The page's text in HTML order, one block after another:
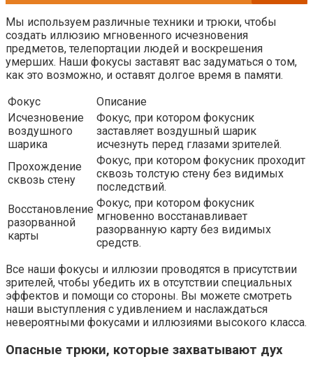
Мы используем различные техники и трюки, чтобы
создать иллюзию мгновенного исчезновения
предметов, телепортации людей и воскрешения
умерших. Наши фокусы заставят вас задуматься о том,
как это возможно, и оставят долгое время в памяти.
Фокус
Описание
Исчезновение
воздушного
шарика
Фокус, при котором фокусник
заставляет воздушный шарик
исчезнуть перед глазами зрителей.
Прохождение
сквозь стену
Фокус, при котором фокусник проходит
сквозь толстую стену без видимых
последствий.
Восстановление
разорванной
карты
Фокус, при котором фокусник
мгновенно восстанавливает
разорванную карту без видимых
средств.
Все наши фокусы и иллюзии проводятся в присутствии
зрителей, чтобы убедить их в отсутствии специальных
эффектов и помощи со стороны. Вы можете смотреть
наши выступления с удивлением и наслаждаться
невероятными фокусами и иллюзиями высокого класса.
Опасные трюки, которые захватывают дух